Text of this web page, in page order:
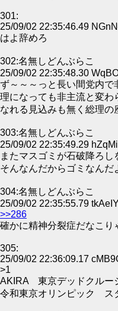
301:
25/09/02 22:35:46.49
はよ辞めろ
302:名無しどんぶらこ
25/09/02 22:35:48.30
ず～～～っと長い間党内
理になっても非主流と変わ
なれる見込みも無く総理
303:名無しどんぶらこ
25/09/02 22:35:49.29
またマスゴミが石破降ろし
そんなんだからゴミなんだ
304:名無しどんぶらこ
25/09/02 22:35:55.79
>>286
確かに精神分裂症だなこり
305:
25/09/02 22:36:09.17
>1
AKIRA 東京デッドクルー
令和東京オリンピック ス